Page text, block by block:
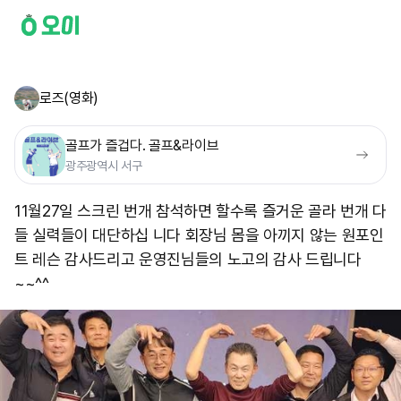
로즈(영화)
골프가 즐겁다. 골프&라이브
광주광역시 서구
11월27일 스크린 번개 참석하면 할수록 즐거운 골라 번개 다
들 실력들이 대단하십 니다 회장님 몸을 아끼지 않는 원포인
트 레슨 감사드리고 운영진님들의 노고의 감사 드립니다
~~^^